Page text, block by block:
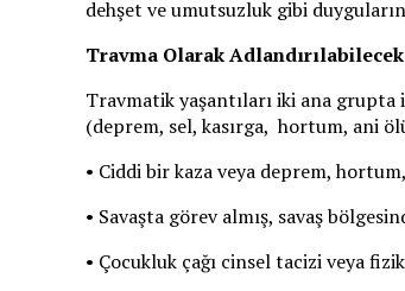
dehşet ve umutsuzluk gibi
Travma Olarak
Travmatik yaşantıları iki ana
(deprem, sel, kasırga, hortum, ani
• Ciddi bir kaza veya deprem,
• Savaşta görev almış, savaş
• Çocukluk çağı cinsel tacizi veya